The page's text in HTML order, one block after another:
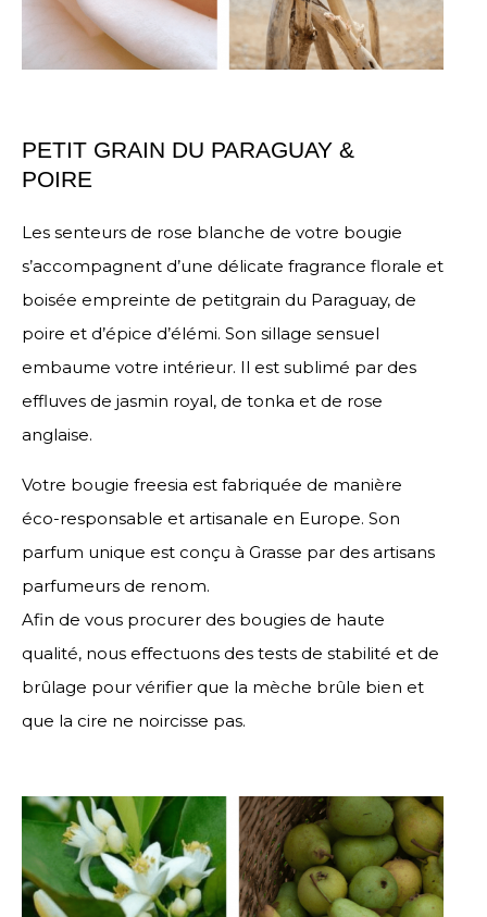
PETIT GRAIN DU PARAGUAY &
POIRE
Les senteurs de rose blanche de votre bougie
s’accompagnent d’une délicate fragrance florale et
boisée empreinte de petitgrain du Paraguay, de
poire et d’épice d’élémi. Son sillage sensuel
embaume votre intérieur. Il est sublimé par des
effluves de jasmin royal, de tonka et de rose
anglaise.
Votre bougie freesia est fabriquée de manière
éco-responsable et artisanale en Europe. Son
parfum unique est conçu à Grasse par des artisans
parfumeurs de renom.
Afin de vous procurer des bougies de haute
qualité, nous effectuons des tests de stabilité et de
brûlage pour vérifier que la mèche brûle bien et
que la cire ne noircisse pas.